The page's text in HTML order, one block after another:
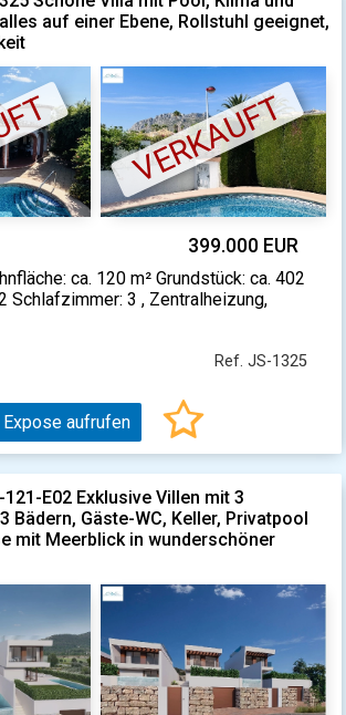
auf einer Ebene, Rollstuhl geeignet,
VERKAUFT
399.000 EUR
ca. 120 m² Grundstück: ca. 402
Schlafzimmer: 3 , Zentralheizung,
Ref. JS-1325
Expose aufrufen
E02 Exklusive Villen mit 3
Bädern, Gäste-WC, Keller, Privatpool
mit Meerblick in wunderschöner